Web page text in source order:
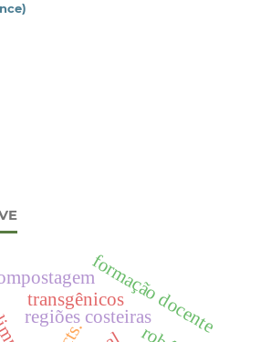
regiões costeiras
formação docente
transgênicos
cts.